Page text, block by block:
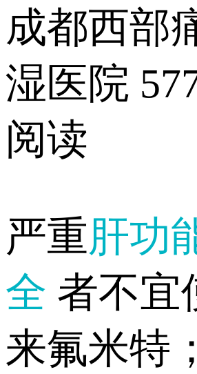
成都西部
湿医院
阅读
严重肝功
全 者不宜
来氟米特；